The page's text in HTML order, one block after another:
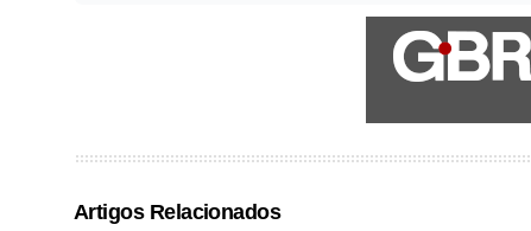
Artigos Relacionados